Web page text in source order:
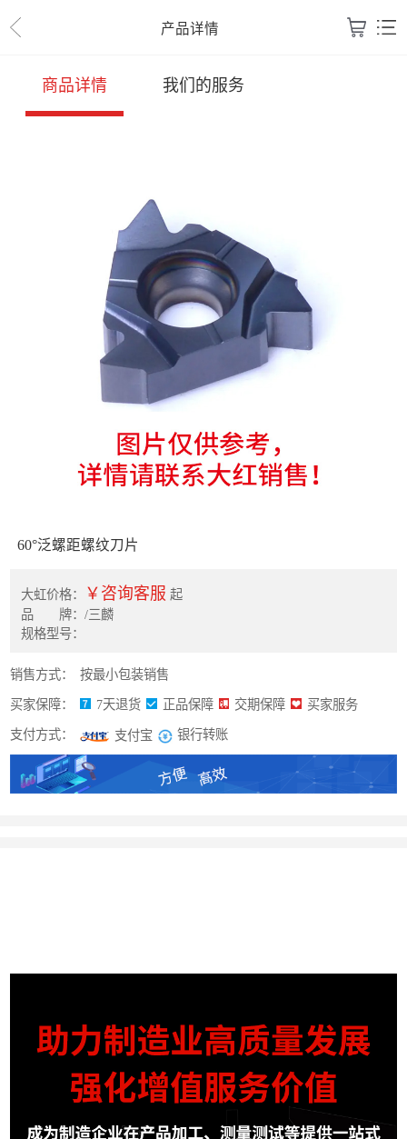
产品详情
商品详情 我们的服务
60°泛螺距螺纹刀片
大虹价格： ￥咨询客服 起
品 牌：/三麟
规格型号：
销售方式： 按最小包装销售
买家保障： 7天退货 正品保障 交期保障 买家服务
支付方式： 支付宝 银行转账